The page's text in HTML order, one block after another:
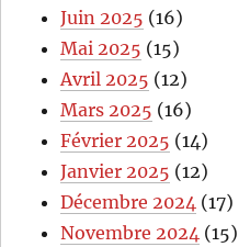
Juin 2025 (16)
Mai 2025 (15)
Avril 2025 (12)
Mars 2025 (16)
Février 2025 (14)
Janvier 2025 (12)
Décembre 2024 (17)
Novembre 2024 (15)